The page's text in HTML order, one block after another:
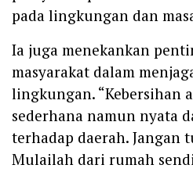
pada lingkungan dan
Ia juga menekankan
masyarakat dalam
lingkungan. “Kebersihan
sederhana namun nyata
terhadap daerah. Jangan
Mulailah dari rumah